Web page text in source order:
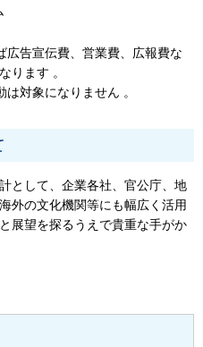
告宣伝費、営業費、広報費な
ります 。
対象になりません 。
として、企業各社、官公庁、地
外の文化機関等にも幅広く活用
展望を探るうえで貴重な手がか